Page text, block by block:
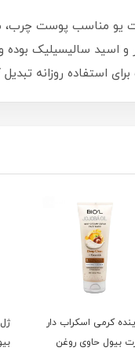
مناسب پوست چرب،
اسید سالیسیلیک بوده
استفاده روزانه
کرمی اسکراب دار
بیول حاوی روغن